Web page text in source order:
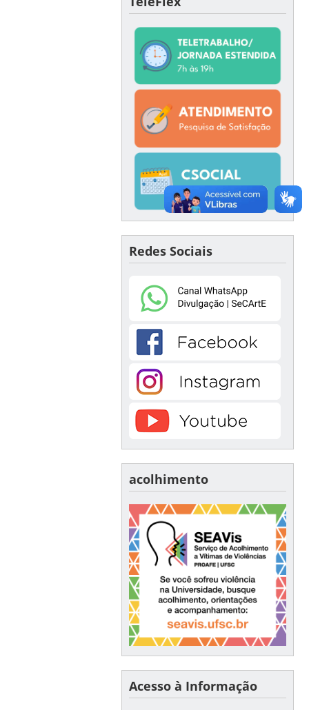
Redes Sociais
acolhimento
Acesso à Informação